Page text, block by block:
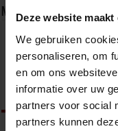
Deze website
We gebruiken
personaliseren, om
en om ons
informatie over uw
partners voor social
partners kunnen
Nieuwsbrief